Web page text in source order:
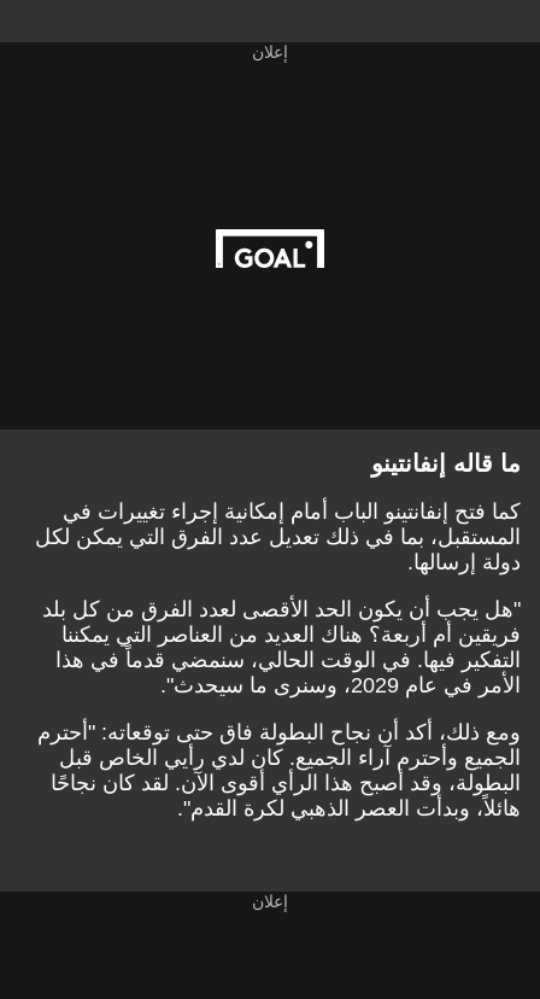
إعلان
ما قاله إنفانتينو
كما فتح إنفانتينو الباب أمام إمكانية إجراء تغييرات في
المستقبل، بما في ذلك تعديل عدد الفرق التي يمكن لكل
دولة إرسالها.
"هل يجب أن يكون الحد الأقصى لعدد الفرق من كل بلد
فريقين أم أربعة؟ هناك العديد من العناصر التي يمكننا
التفكير فيها. في الوقت الحالي، سنمضي قدماً في هذا
الأمر في عام 2029، وسنرى ما سيحدث".
ومع ذلك، أكد أن نجاح البطولة فاق حتى توقعاته: "أحترم
الجميع وأحترم آراء الجميع. كان لدي رأيي الخاص قبل
البطولة، وقد أصبح هذا الرأي أقوى الآن. لقد كان نجاحًا
هائلاً، وبدأت العصر الذهبي لكرة القدم".